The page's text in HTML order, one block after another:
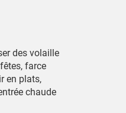
des volaille
farce
en plats,
chaude